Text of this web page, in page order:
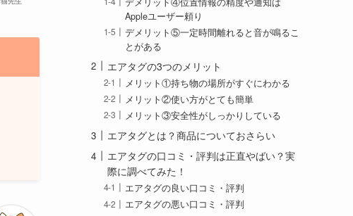
Appleユーザー頼り
デメリット⑤一定時間離れると音が鳴るこ
とがある
エアタグの3つのメリット
メリット①持ち物の場所がすぐにわかる
メリット②使い方がとても簡単
メリット③安全性がしっかりしている
エアタグとは？商品についておさらい
エアタグの口コミ・評判は正直やばい？実
際に調べてみた！
エアタグの良い口コミ・評判
エアタグの悪い口コミ・評判